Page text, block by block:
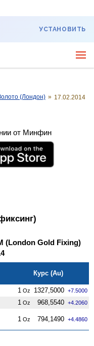
УСТАНОВИТЬ
(Лондон) » 17.02.2014
от Минфин
(London Gold Fixing)
Курс (Au)
1 Oz 1327,5000 +7.5000
1 Oz 968,5540 +4.2060
1 Oz 794,1490 +4.4860